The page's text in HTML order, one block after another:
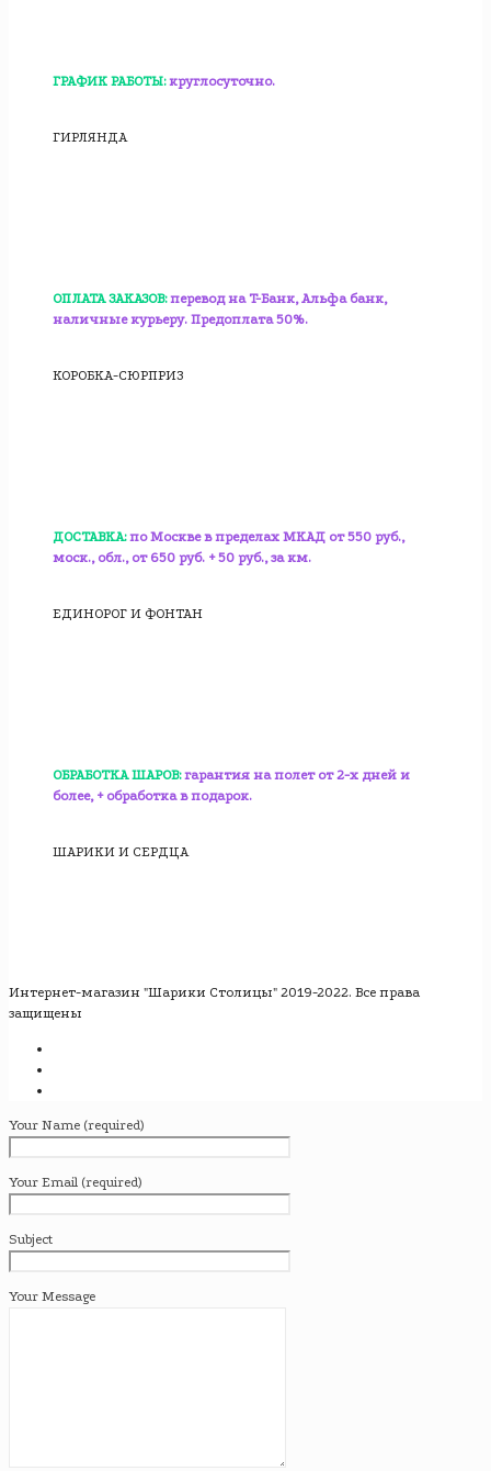
ГРАФИК РАБОТЫ: круглосуточно.
ГИРЛЯНДА
ОПЛАТА ЗАКАЗОВ: перевод на T-Банк, Альфа банк,
наличные курьеру. Предоплата 50%.
КОРОБКА-СЮРПРИЗ
ДОСТАВКА: по Москве в пределах МКАД от 550 руб.,
моск., обл., от 650 руб. + 50 руб., за км.
ЕДИНОРОГ И ФОНТАН
ОБРАБОТКА ШАРОВ: гарантия на полет от 2-х дней и
более, + обработка в подарок.
ШАРИКИ И СЕРДЦА
Интернет-магазин "Шарики Столицы" 2019-2022. Все права
защищены
Your Name (required)
Your Email (required)
Subject
Your Message